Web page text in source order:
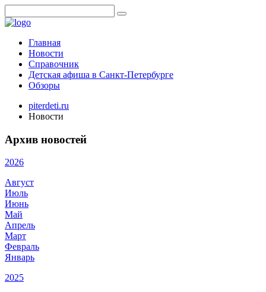
Главная
Новости
Справочник
Детская афиша в Санкт-Петербурге
Обзоры
piterdeti.ru
Новости
Архив новостей
2026
Август
Июль
Июнь
Май
Апрель
Март
Февраль
Январь
2025